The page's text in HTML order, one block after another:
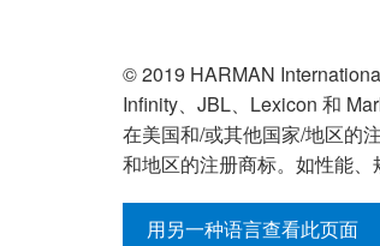
© 2019 HARMAN
Infinity、JBL、Lexicon 和
在美国和/或其他国家/地区的
和地区的注册商标。如性能、
用另一种语言查看此页面